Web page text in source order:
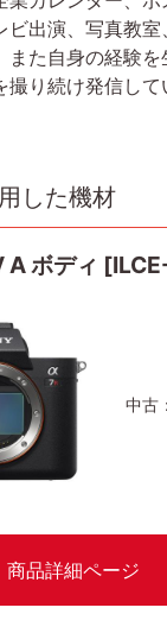
ビ出演、写真教
また自身の経験
り続け発信して
した機材
A ボディ
中古
商品詳細ページ